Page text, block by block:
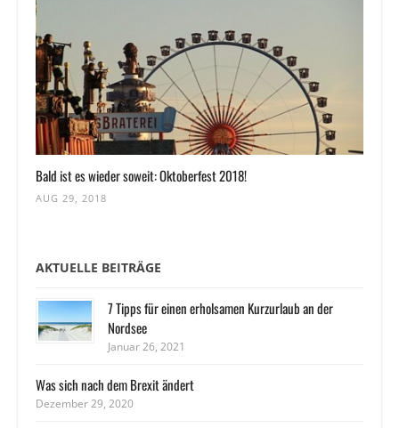
Bald ist es wieder soweit: Oktoberfest 2018!
AUG 29, 2018
AKTUELLE BEITRÄGE
7 Tipps für einen erholsamen Kurzurlaub an der
Nordsee
Januar 26, 2021
Was sich nach dem Brexit ändert
Dezember 29, 2020